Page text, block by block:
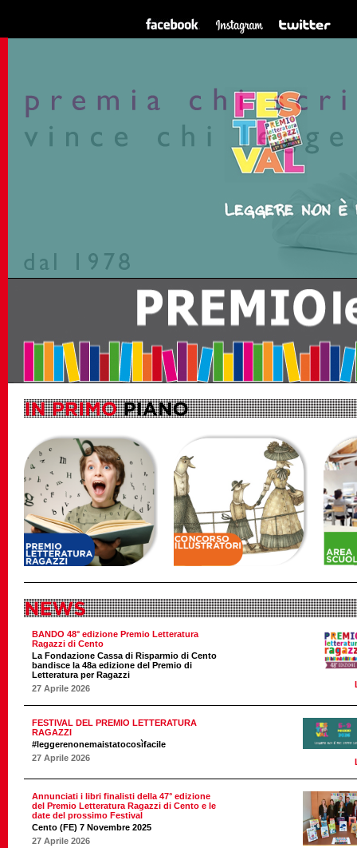
BANDO 48° edizione Premio Letteratura
Ragazzi di Cento
La Fondazione Cassa di Risparmio di Cento
bandisce la 48a edizione del Premio di
Letteratura per Ragazzi
27 Aprile 2026
FESTIVAL DEL PREMIO LETTERATURA
RAGAZZI
#leggerenonemaistatocosìfacile
27 Aprile 2026
Annunciati i libri finalisti della 47° edizione
del Premio Letteratura Ragazzi di Cento e le
date del prossimo Festival
Cento (FE) 7 Novembre 2025
27 Aprile 2026